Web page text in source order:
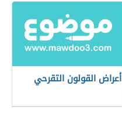
أعراض القولون التقرحي